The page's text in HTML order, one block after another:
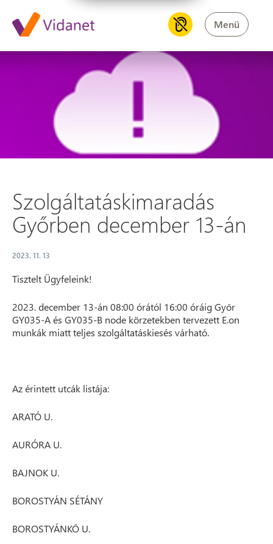
Menü
Szolgáltatáskimaradás
Szolgáltatáskimaradás
Győrben december 13-án
2023. 11. 13
Tisztelt Ügyfeleink!
2023. december 13-án 08:00 órától 16:00 óráig Győr
GY035-A és GY035-B node körzetekben tervezett E.on
munkák miatt teljes szolgáltatáskiesés várható.
Az érintett utcák listája:
ARATÓ U.
AURÓRA U.
BAJNOK U.
BOROSTYÁN SÉTÁNY
BOROSTYÁNKŐ U.